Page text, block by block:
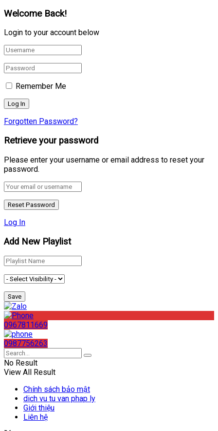
Welcome Back!
Login to your account below
Remember Me
Forgotten Password?
Retrieve your password
Please enter your username or email address to reset your
password.
Log In
Add New Playlist
0967811669
0987756263
No Result
View All Result
Chính sách bảo mật
dich vu tu van phap ly
Giới thiệu
Liên hệ